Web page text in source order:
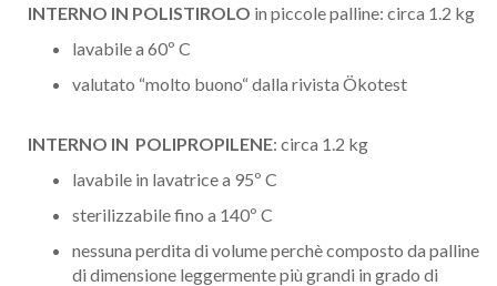
INTERNO IN POLISTIROLO in piccole palline: circa 1.2 kg
lavabile a 60º C
valutato “molto buono“ dalla rivista Ökotest
INTERNO IN POLIPROPILENE: circa 1.2 kg
lavabile in lavatrice a 95º C
sterilizzabile fino a 140º C
nessuna perdita di volume perchè composto da palline
di dimensione leggermente più grandi in grado di